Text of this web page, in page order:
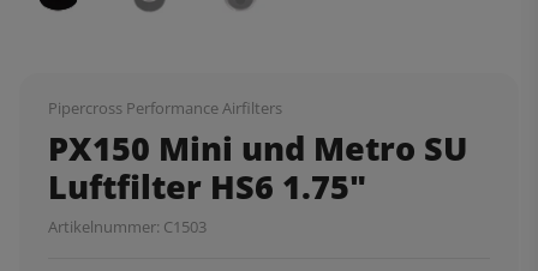
Pipercross Performance Airfilters
PX150 Mini und Metro SU
Luftfilter HS6 1.75"
Artikelnummer: C1503